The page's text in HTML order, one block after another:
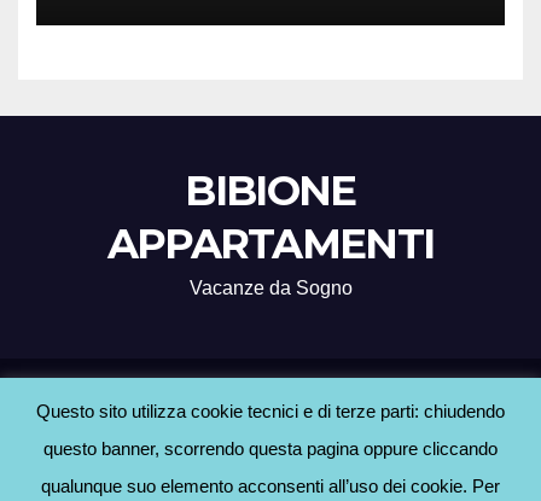
BIBIONE
APPARTAMENTI
Vacanze da Sogno
Proudly powered by WordPress Tema: Newsup di Themeansar .
Home Agenzie Bibione Contatti Hotel a Bibione Informativa Cookie
Questo sito utilizza cookie tecnici e di terze parti: chiudendo
questo banner, scorrendo questa pagina oppure cliccando
qualunque suo elemento acconsenti all’uso dei cookie. Per